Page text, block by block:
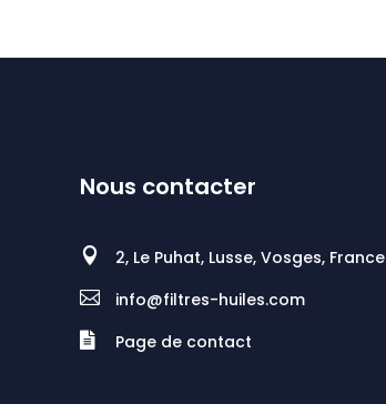
Nous contacter
 2, Le Puhat, Lusse, Vosges, France
 info@filtres-huiles.com
 Page de contact